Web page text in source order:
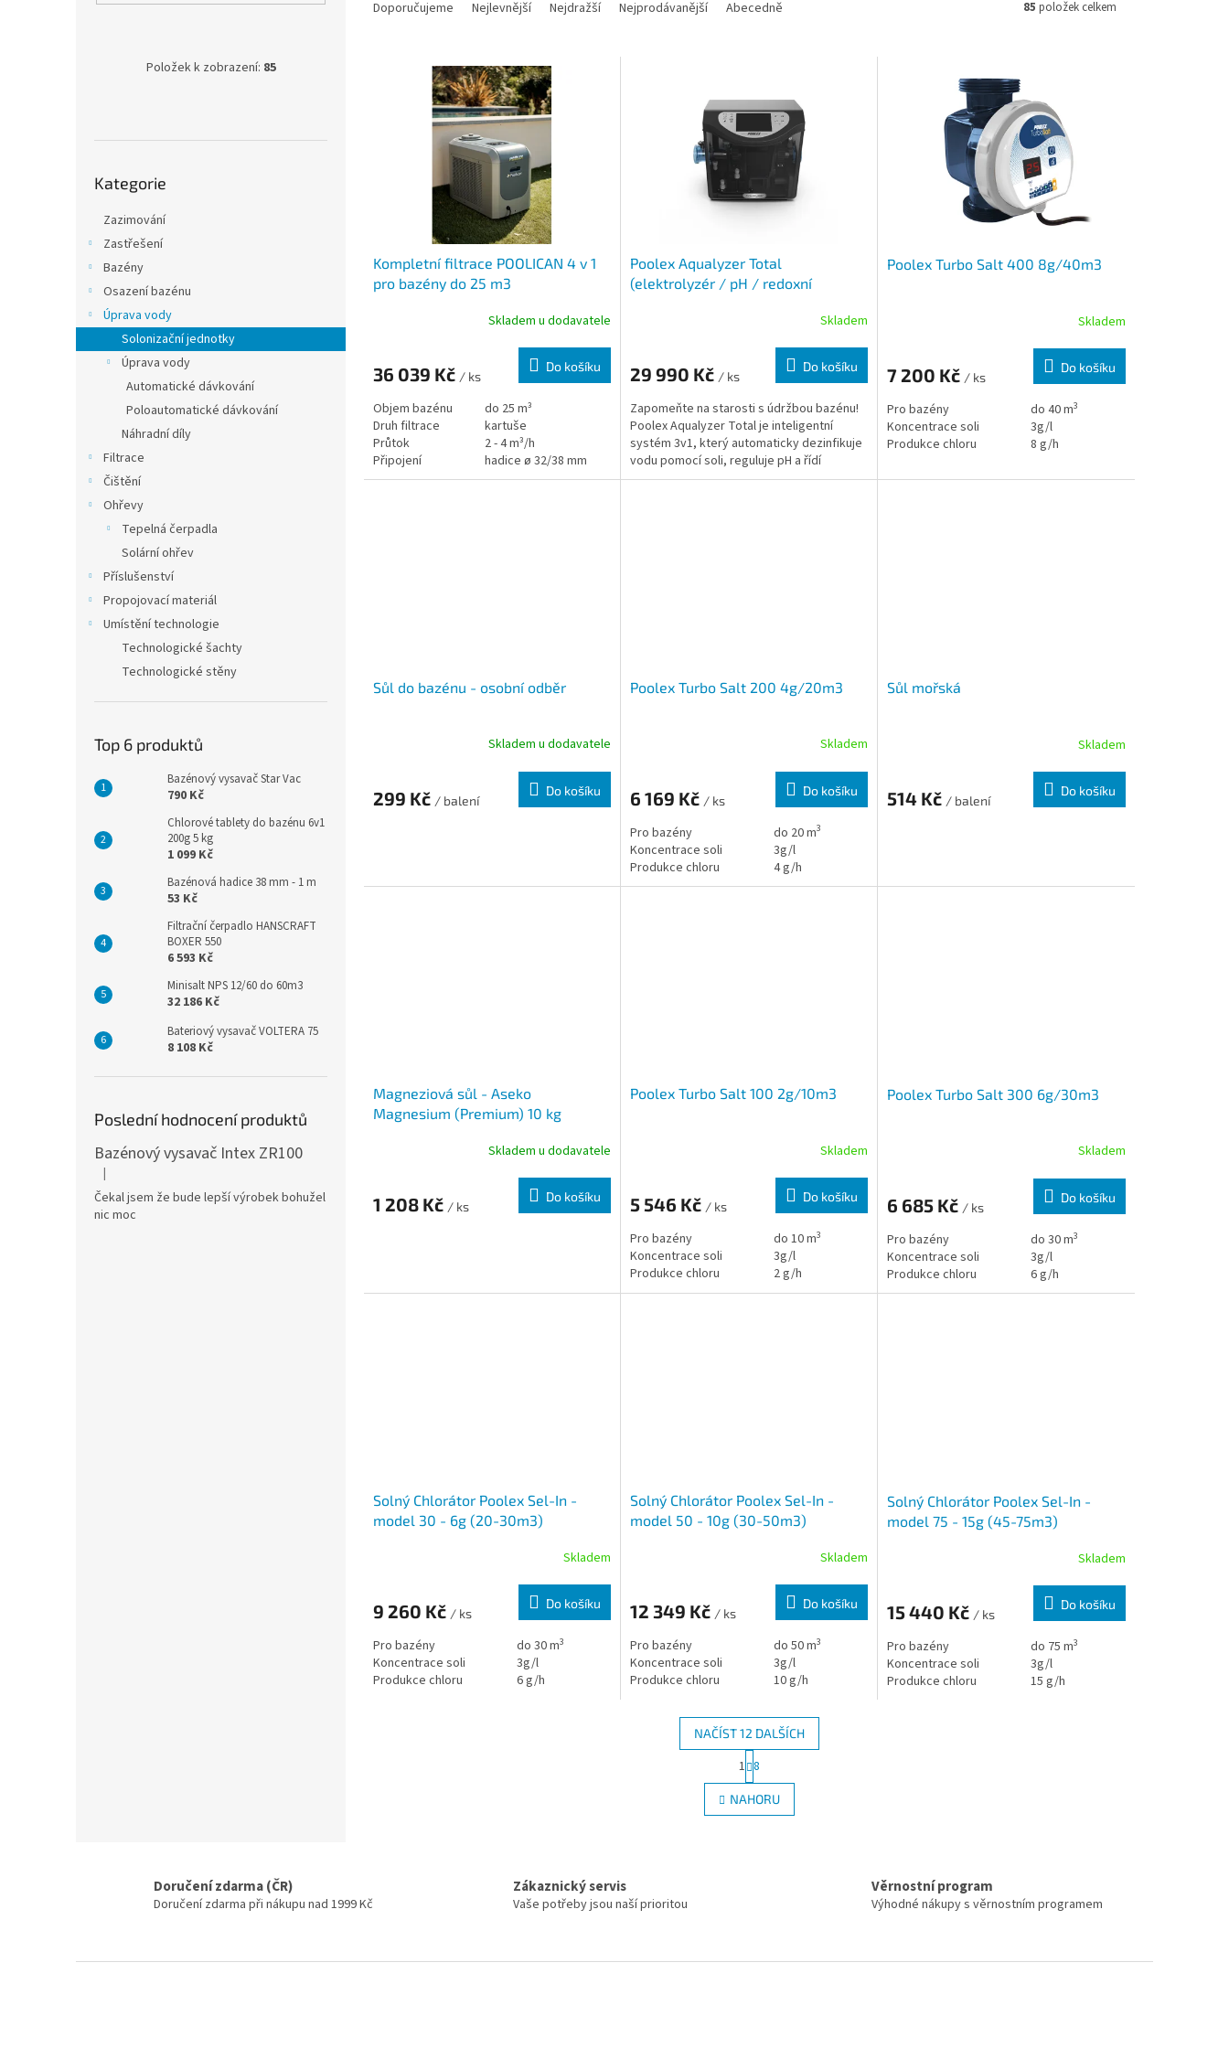
Položek k zobrazení: 85
Kategorie
Zazimování
Zastřešení
Bazény
Osazení bazénu
Úprava vody
Solonizační jednotky
Úprava vody
Automatické dávkování
Poloautomatické dávkování
Náhradní díly
Filtrace
Čištění
Ohřevy
Tepelná čerpadla
Solární ohřev
Příslušenství
Propojovací materiál
Umístění technologie
Technologické šachty
Technologické stěny
Top 6 produktů
Bazénový vysavač Star Vac
790 Kč
Chlorové tablety do bazénu 6v1
200g 5 kg
1 099 Kč
Bazénová hadice 38 mm - 1 m
53 Kč
Filtrační čerpadlo HANSCRAFT
BOXER 550
6 593 Kč
Minisalt NPS 12/60 do 60m3
32 186 Kč
Bateriový vysavač VOLTERA 75
8 108 Kč
Poslední hodnocení produktů
Bazénový vysavač Intex ZR100
Hodnocení produktu je 3 z 5 hvězdiček.
|
Čekal jsem že bude lepší výrobek bohužel
nic moc
Doporučujeme Nejlevnější Nejdražší Nejprodávanější Abecedně 85 položek celkem
Výpis produktů
Kompletní filtrace POOLICAN 4 v 1
pro bazény do 25 m3
Skladem u dodavatele
36 039 Kč / ks
Do košíku
Objem bazénu
do 25 m³
Druh filtrace
kartuše
Průtok
2 - 4 m³/h
Připojení
hadice ø 32/38 mm
Poolex Aqualyzer Total
(elektrolyzér / pH / redoxní
Skladem
29 990 Kč / ks
Do košíku
Zapomeňte na starosti s údržbou bazénu!
Poolex Aqualyzer Total je inteligentní
systém 3v1, který automaticky dezinfikuje
vodu pomocí soli, reguluje pH a řídí
produkci chlóru přes Redox sondu. Užijte si
Poolex Turbo Salt 400 8g/40m3
Skladem
7 200 Kč / ks
Do košíku
Pro bazény do 40 m3
Koncentrace soli
3g/l
Produkce chloru
8 g/h
Sůl do bazénu - osobní odběr
Skladem u dodavatele
299 Kč / balení
Do košíku
Poolex Turbo Salt 200 4g/20m3
Skladem
6 169 Kč / ks
Do košíku
Pro bazény do 20 m3
Koncentrace soli
3g/l
Produkce chloru
4 g/h
Sůl mořská
Skladem
514 Kč / balení
Do košíku
Magneziová sůl - Aseko
Magnesium (Premium) 10 kg
Skladem u dodavatele
1 208 Kč / ks
Do košíku
Poolex Turbo Salt 100 2g/10m3
Skladem
5 546 Kč / ks
Do košíku
Pro bazény do 10 m3
Koncentrace soli
3g/l
Produkce chloru
2 g/h
Poolex Turbo Salt 300 6g/30m3
Skladem
6 685 Kč / ks
Do košíku
Pro bazény do 30 m3
Koncentrace soli
3g/l
Produkce chloru
6 g/h
Solný Chlorátor Poolex Sel-In -
model 30 - 6g (20-30m3)
Skladem
9 260 Kč / ks
Do košíku
Pro bazény do 30 m3
Koncentrace soli
3g/l
Produkce chloru
6 g/h
Solný Chlorátor Poolex Sel-In -
model 50 - 10g (30-50m3)
Skladem
12 349 Kč / ks
Do košíku
Pro bazény do 50 m3
Koncentrace soli
3g/l
Produkce chloru
10 g/h
Solný Chlorátor Poolex Sel-In -
model 75 - 15g (45-75m3)
Skladem
15 440 Kč / ks
Do košíku
Pro bazény do 75 m3
Koncentrace soli
3g/l
Produkce chloru
15 g/h
Ovládací prvky výpisu
NAČÍST 12 DALŠÍCH
Stránkování
1 8
NAHORU
Doručení zdarma (ČR)
Doručení zdarma při nákupu nad 1999 Kč
Zákaznický servis
Vaše potřeby jsou naší prioritou
Věrnostní program
Výhodné nákupy s věrnostním programem